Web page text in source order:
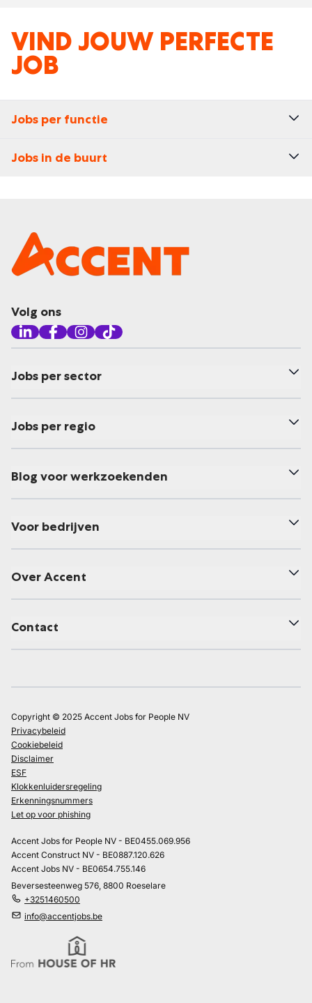
VIND JOUW PERFECTE
JOB
Jobs per functie
Jobs in de buurt
Volg ons
Jobs per sector
Jobs per regio
Blog voor werkzoekenden
Voor bedrijven
Over Accent
Contact
Copyright © 2025 Accent Jobs for People NV
Privacybeleid
Cookiebeleid
Disclaimer
ESF
Klokkenluidersregeling
Erkenningsnummers
Let op voor phishing
Accent Jobs for People NV - BE0455.069.956
Accent Construct NV - BE0887.120.626
Accent Jobs NV - BE0654.755.146
Beversesteenweg 576, 8800 Roeselare
+3251460500
info@accentjobs.be